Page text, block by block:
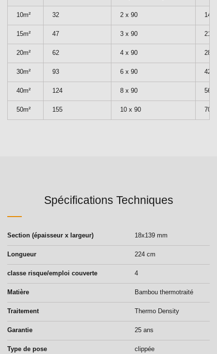
10m² 32 2 x 90 14
15m² 47 3 x 90 21
20m² 62 4 x 90 28
30m² 93 6 x 90 42
40m² 124 8 x 90 56
50m² 155 10 x 90 70
Spécifications Techniques
Section (épaisseur x largeur) 18x139 mm
Longueur 224 cm
classe risque/emploi couverte 4
Matière Bambou thermotraité
Traitement Thermo Density
Garantie 25 ans
Type de pose clippée